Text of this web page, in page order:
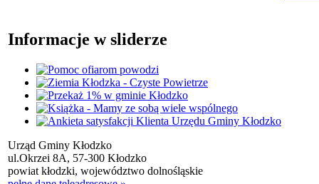
Informacje w sliderze
Urząd Gminy Kłodzko
ul.Okrzei 8A, 57-300 Kłodzko
powiat kłodzki, województwo dolnośląskie